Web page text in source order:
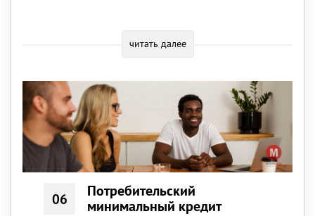
читать далее
06
Потребительский
минимальный кредит